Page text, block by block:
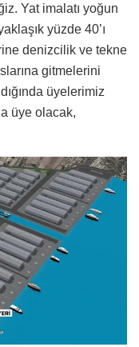
Yat imalatı yoğun
yüzde 40’ı
denizcilik ve tekne
gitmelerini
üyelerimiz
üye olacak,